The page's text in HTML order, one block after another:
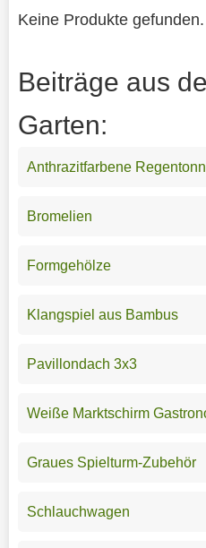
Keine Produkte gefunden.
Beiträge aus
Garten:
Anthrazitfarbene
Bromelien
Formgehölze
Klangspiel aus Bambus
Pavillondach 3x3
Weiße Marktschirm
Graues Spielturm-Zubehör
Schlauchwagen